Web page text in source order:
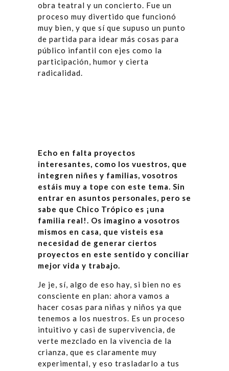
obra teatral y un concierto. Fue un
proceso muy divertido que funcionó
muy bien, y que sí que supuso un punto
de partida para idear más cosas para
público infantil con ejes como la
participación, humor y cierta
radicalidad.
Echo en falta proyectos
interesantes, como los vuestros, que
integren niñes y familias, vosotros
estáis muy a tope con este tema. Sin
entrar en asuntos personales, pero se
sabe que Chico Trópico es ¡una
familia real!. Os imagino a vosotros
mismos en casa, que visteis esa
necesidad de generar ciertos
proyectos en este sentido y conciliar
mejor vida y trabajo.
Je je, sí, algo de eso hay, si bien no es
consciente en plan: ahora vamos a
hacer cosas para niñas y niños ya que
tenemos a los nuestros. Es un proceso
intuitivo y casi de supervivencia, de
verte mezclado en la vivencia de la
crianza, que es claramente muy
experimental, y eso trasladarlo a tus